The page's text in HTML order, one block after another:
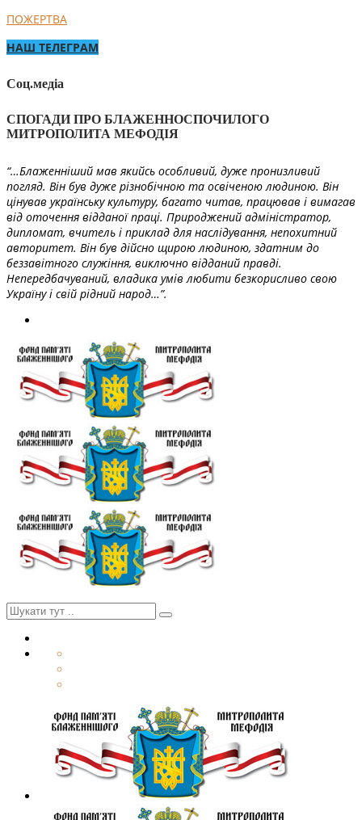
ПОЖЕРТВА
НАШ ТЕЛЕГРАМ
Соц.медіа
СПОГАДИ ПРО БЛАЖЕННОСПОЧИЛОГО
МИТРОПОЛИТА МЕФОДІЯ
“…Блаженніший мав якийсь особливий, дуже пронизливий
погляд. Він був дуже різнобічною та освіченою людиною. Він
цінував українську культуру, багато читав, працював і вимагав
від оточення відданої праці. Природжений адміністратор,
дипломат, вчитель і приклад для наслідування, непохитний
авторитет. Він був дійсно щирою людиною, здатним до
беззавітного служіння, виключно відданий правді.
Непередбачуваний, владика умів любити безкорисливо свою
Україну і свій рідний народ…”.